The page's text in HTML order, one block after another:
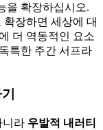
을 확장하십시오.
장하면 세상에 대
더 역동적인 요소
특한 주간 서프라
니라 우발적 내러티